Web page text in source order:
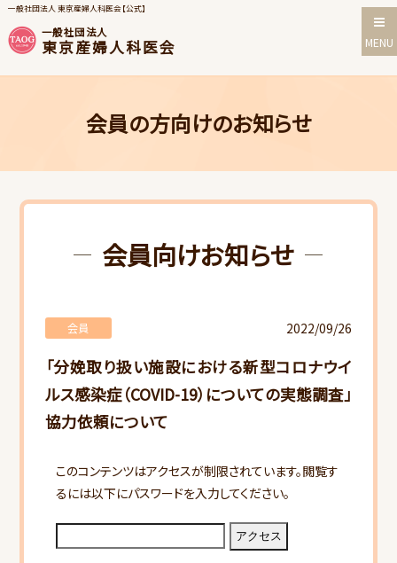
MENU
一般社団法人 東京産婦人科医会【公式】
一般社団法人
東京産婦人科医会
会員の方向けのお知らせ
会員向けお知らせ
「分娩取り扱い施設における新型コロナウイ
ルス感染症（COVID-19）についての実態調査」
協力依頼について
会員 2022/09/26
このコンテンツはアクセスが制限されています。閲覧す
るには以下にパスワードを入力してください。
HOME